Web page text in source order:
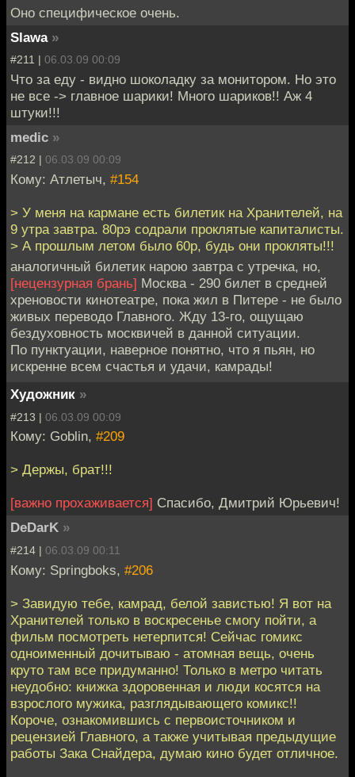
Оно специфическое очень.
Slawa »
#211 | 06.03.09 00:09
Что за еду - видно шоколадку за монитором. Но это
не все -> главное шарики! Много шариков!! Аж 4
штуки!!!
medic »
#212 | 06.03.09 00:09
Кому: Атлетыч, #154
> У меня на кармане есть билетик на Хранителей, на
9 утра завтра. 80рэ содрали проклятые капиталисты.
> А прошлым летом было 60р, будь они прокляты!!!
аналогичный билетик нарою завтра с утречка, но,
[нецензурная брань] Москва - 290 билет в средней
хреновости кинотеатре, пока жил в Питере - не было
живых переводо Главного. Жду 13-го, ощущаю
бездуховность москвичей в данной ситуации.
По пунктуации, наверное понятно, что я пьян, но
искренне всем счастья и удачи, камрады!
Художник »
#213 | 06.03.09 00:09
Кому: Goblin, #209
> Держы, брат!!!
[важно прохаживается] Спасибо, Дмитрий Юрьевич!
DeDarK »
#214 | 06.03.09 00:11
Кому: Springboks, #206
> Завидую тебе, камрад, белой завистью! Я вот на
Хранителей только в воскресенье смогу пойти, а
фильм посмотреть нетерпится! Сейчас гомикс
одноименный дочитываю - атомная вещь, очень
круто там все придуманно! Только в метро читать
неудобно: книжка здоровенная и люди косятся на
взрослого мужика, разглядывающего комикс!!
Короче, ознакомившись с первоисточником и
рецензией Главного, а также учитывая предыдущие
работы Зака Снайдера, думаю кино будет отличное.